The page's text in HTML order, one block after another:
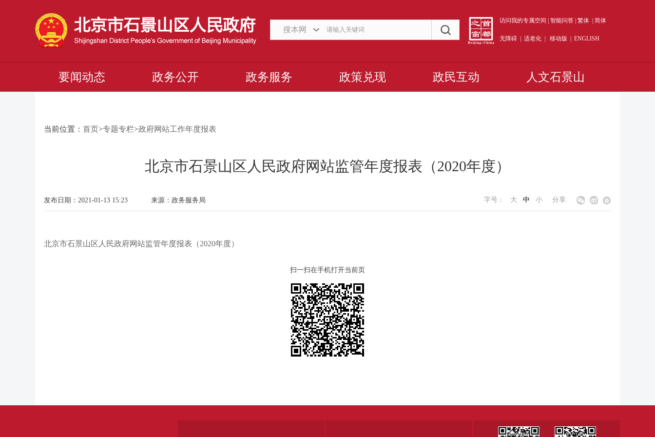
搜本网
访问我的专属空间 智能问答 繁体 简体
无障碍 适老化 移动版 ENGLISH
要闻动态 政务公开 政务服务 政策兑现 政民互动 人文石景山
当前位置： 首页>专题专栏>政府网站工作年度报表
北京市石景山区人民政府网站监管年度报表（2020年度）
发布日期：2021-01-13 15:23 来源：政务服务局 分享:
字号： 大 中 小
北京市石景山区人民政府网站监管年度报表（2020年度）
扫一扫在手机打开当前页